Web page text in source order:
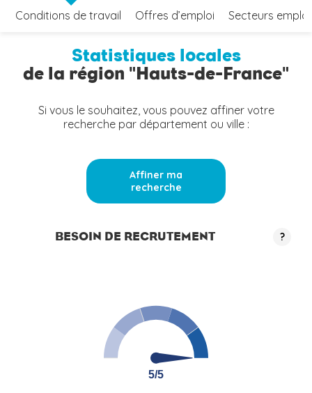
Conditions de travail Offres d’emploi Secteurs
Statistiques locales
de la région "Hauts-de-France"
Si vous le souhaitez, vous pouvez affiner votre
recherche par département ou ville :
Affiner ma
recherche
BESOIN DE RECRUTEMENT ?
5/5
5/5